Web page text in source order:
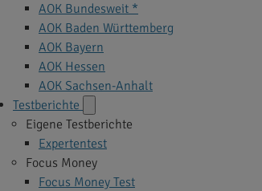
AOK Bundesweit *
AOK Baden Württemberg
AOK Bayern
AOK Hessen
AOK Sachsen-Anhalt
Testberichte
Eigene Testberichte
Expertentest
Focus Money
Focus Money Test